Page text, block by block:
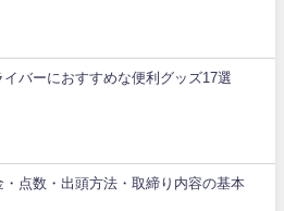
イバーにおすすめな便利グッズ17選
・点数・出頭方法・取締り内容の基本